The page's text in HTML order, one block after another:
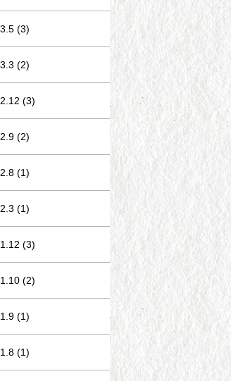
(3)
(2)
(3)
(2)
(1)
(1)
(3)
(2)
(1)
(1)